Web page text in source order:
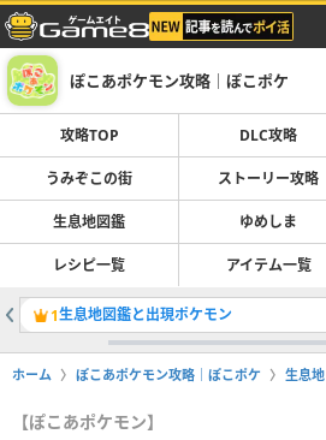
ぽこあポケモン攻略｜ぽこポケ
攻略TOP DLC攻略
うみぞこの街 ストーリー攻略
生息地図鑑 ゆめしま
レシピ一覧 アイテム一覧
1生息地図鑑と出現ポケモン
ホーム ぽこあポケモン攻略｜ぽこポケ 生息地
【ぽこあポケモン】